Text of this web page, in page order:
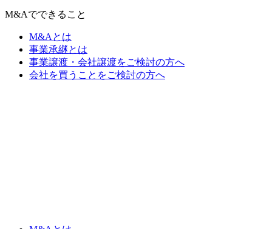
M&Aでできること
M&Aとは
事業承継とは
事業譲渡・会社譲渡をご検討の方へ
会社を買うことをご検討の方へ